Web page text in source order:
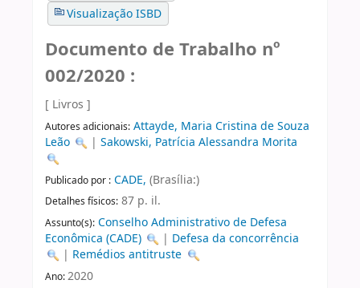
Visualização ISBD
Documento de Trabalho nº
002/2020 :
[ Livros ]
Autores adicionais: Attayde, Maria Cristina de Souza
Leão
|Sakowski, Patrícia Alessandra Morita
Publicado por : CADE, (Brasília:)
Detalhes físicos: 87 p. il.
Assunto(s): Conselho Administrativo de Defesa
Econômica (CADE)
| Defesa da concorrência
| Remédios antitruste
Ano:2020